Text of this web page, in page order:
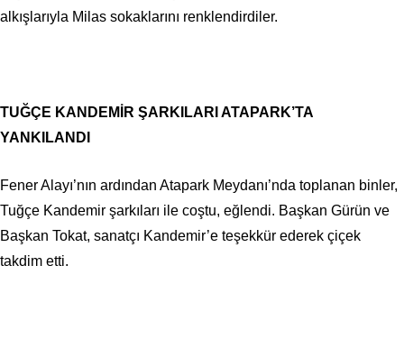
alkışlarıyla Milas sokaklarını renklendirdiler.
TUĞÇE KANDEMİR ŞARKILARI ATAPARK’TA
YANKILANDI
Fener Alayı’nın ardından Atapark Meydanı’nda toplanan binler,
Tuğçe Kandemir şarkıları ile coştu, eğlendi. Başkan Gürün ve
Başkan Tokat, sanatçı Kandemir’e teşekkür ederek çiçek
takdim etti.